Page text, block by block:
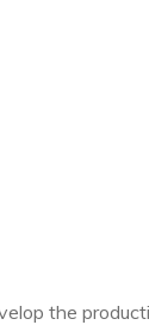
the